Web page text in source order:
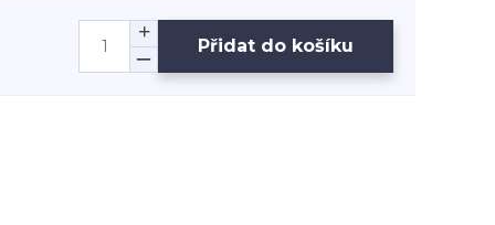
Přidat do košíku